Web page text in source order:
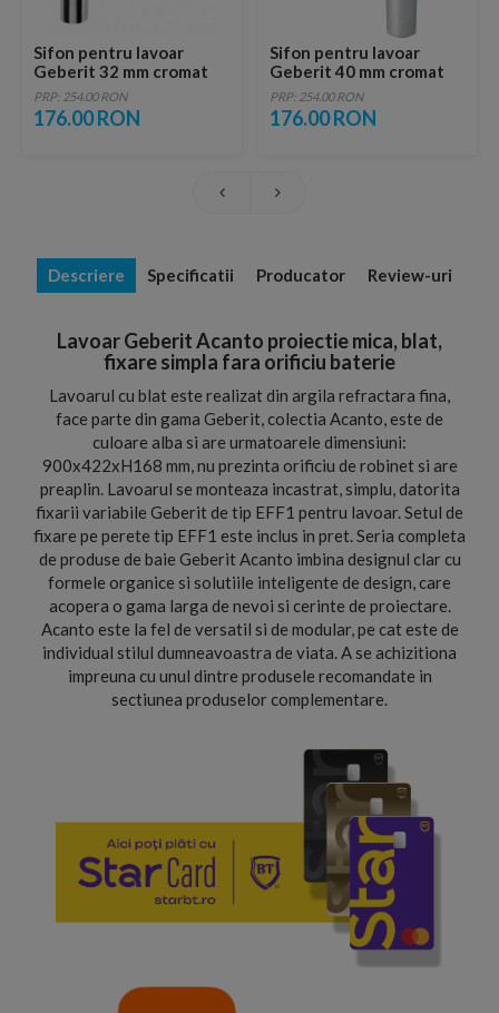
Sifon pentru lavoar
Geberit 32 mm cromat
PRP: 254.00 RON
176.00 RON
Sifon pentru lavoar
Geberit 40 mm cromat
PRP: 254.00 RON
176.00 RON
Descriere Specificatii Producator Review-uri
Lavoar Geberit Acanto proiectie mica, blat,
fixare simpla fara orificiu baterie
Lavoarul cu blat este realizat din argila refractara fina,
face parte din gama Geberit, colectia Acanto, este de
culoare alba si are urmatoarele dimensiuni:
900x422xH168 mm, nu prezinta orificiu de robinet si are
preaplin. Lavoarul se monteaza incastrat, simplu, datorita
fixarii variabile Geberit de tip EFF1 pentru lavoar. Setul de
fixare pe perete tip EFF1 este inclus in pret. Seria completa
de produse de baie Geberit Acanto imbina designul clar cu
formele organice si solutiile inteligente de design, care
acopera o gama larga de nevoi si cerinte de proiectare.
Acanto este la fel de versatil si de modular, pe cat este de
individual stilul dumneavoastra de viata. A se achizitiona
impreuna cu unul dintre produsele recomandate in
sectiunea produselor complementare.